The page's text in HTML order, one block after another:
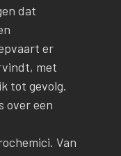
dat
er
met
tot gevolg.
over een
Van